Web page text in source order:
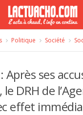
Politique Société
Après ses
DRH de
effet